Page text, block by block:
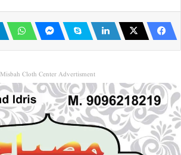
Misbah Cloth Center Advertisment